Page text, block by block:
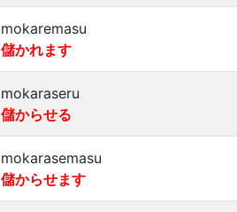
mokaremasu
儲かれます
mokaraseru
儲からせる
mokarasemasu
儲からせます